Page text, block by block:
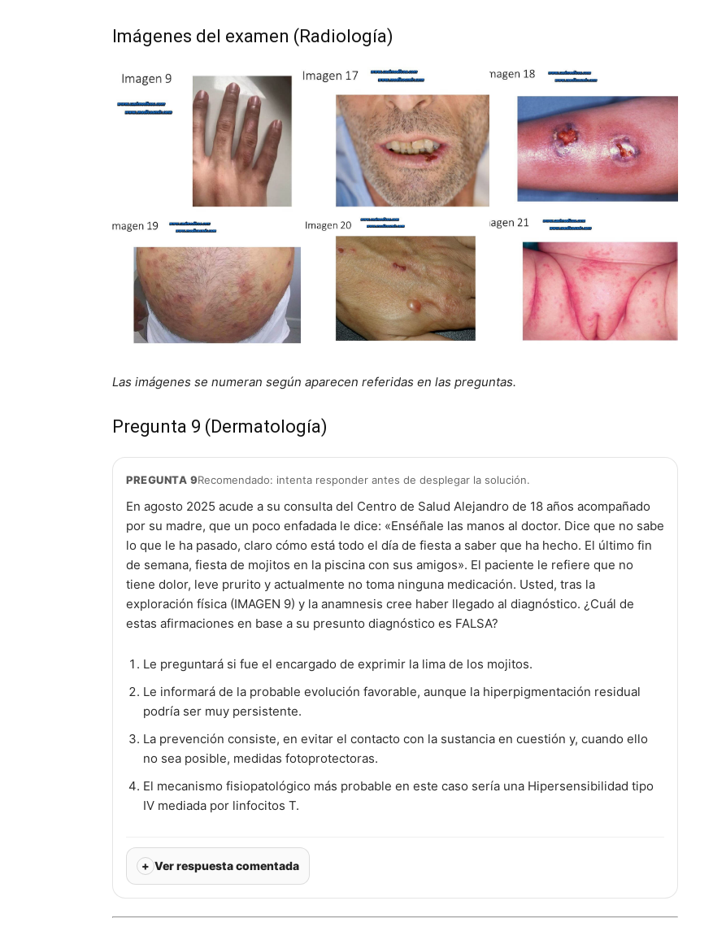
Imágenes del examen (Radiología)
Las imágenes se numeran según aparecen referidas en las preguntas.
Pregunta 9 (Dermatología)
PREGUNTA 9Recomendado: intenta responder antes de desplegar la solución.
En agosto 2025 acude a su consulta del Centro de Salud Alejandro de 18 años acompañado
por su madre, que un poco enfadada le dice: «Enséñale las manos al doctor. Dice que no sabe
lo que le ha pasado, claro cómo está todo el día de fiesta a saber que ha hecho. El último fin
de semana, fiesta de mojitos en la piscina con sus amigos». El paciente le refiere que no
tiene dolor, leve prurito y actualmente no toma ninguna medicación. Usted, tras la
exploración física (IMAGEN 9) y la anamnesis cree haber llegado al diagnóstico. ¿Cuál de
estas afirmaciones en base a su presunto diagnóstico es FALSA?
Le preguntará si fue el encargado de exprimir la lima de los mojitos.
Le informará de la probable evolución favorable, aunque la hiperpigmentación residual
podría ser muy persistente.
La prevención consiste, en evitar el contacto con la sustancia en cuestión y, cuando ello
no sea posible, medidas fotoprotectoras.
El mecanismo fisiopatológico más probable en este caso sería una Hipersensibilidad tipo
IV mediada por linfocitos T.
Ver respuesta comentada